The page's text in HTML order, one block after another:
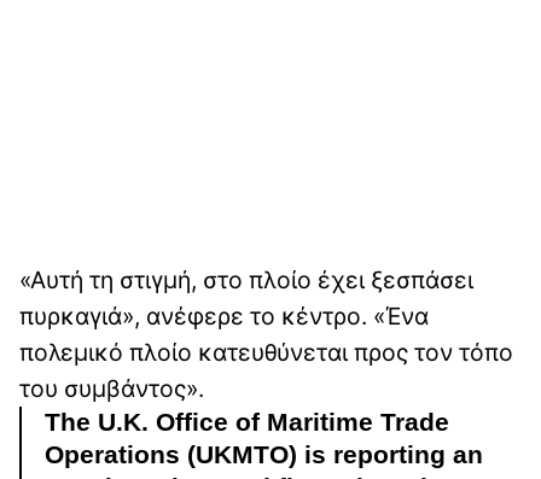
«Αυτή τη στιγμή, στο πλοίο έχει ξεσπάσει
πυρκαγιά», ανέφερε το κέντρο. «Ένα
πολεμικό πλοίο κατευθύνεται προς τον τόπο
του συμβάντος».
The U.K. Office of Maritime Trade
Operations (UKMTO) is reporting an